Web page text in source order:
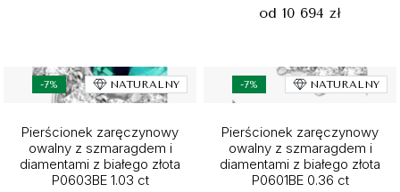
od 10 694 zł
-7% NATURALNY
Pierścionek zaręczynowy
owalny z szmaragdem i
diamentami z białego złota
P0603BE 1.03 ct
-7% NATURALNY
Pierścionek zaręczynowy
owalny z szmaragdem i
diamentami z białego złota
P0601BE 0.36 ct